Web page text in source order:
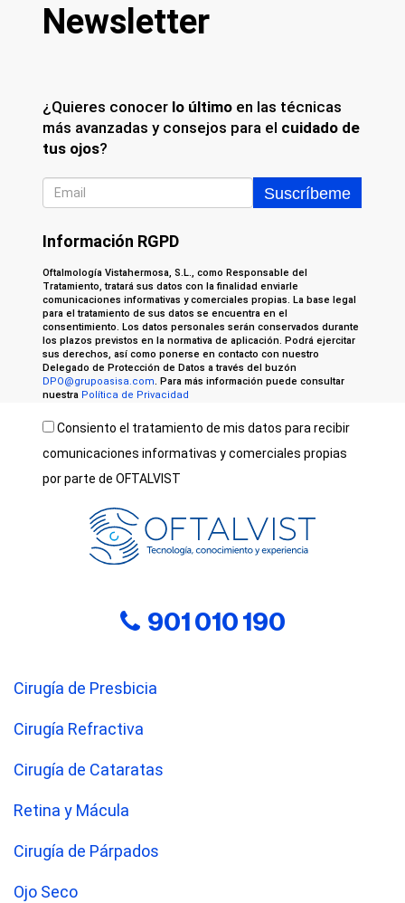
Newsletter
¿Quieres conocer lo último en las técnicas
más avanzadas y consejos para el cuidado de
tus ojos?
Información RGPD
Oftalmología Vistahermosa, S.L., como Responsable del
Tratamiento, tratará sus datos con la finalidad enviarle
comunicaciones informativas y comerciales propias. La base legal
para el tratamiento de sus datos se encuentra en el
consentimiento. Los datos personales serán conservados durante
los plazos previstos en la normativa de aplicación. Podrá ejercitar
sus derechos, así como ponerse en contacto con nuestro
Delegado de Protección de Datos a través del buzón
DPO@grupoasisa.com. Para más información puede consultar
nuestra Política de Privacidad
Consiento el tratamiento de mis datos para recibir
comunicaciones informativas y comerciales propias
por parte de OFTALVIST
901 010 190
Cirugía de Presbicia
Cirugía Refractiva
Cirugía de Cataratas
Retina y Mácula
Cirugía de Párpados
Ojo Seco